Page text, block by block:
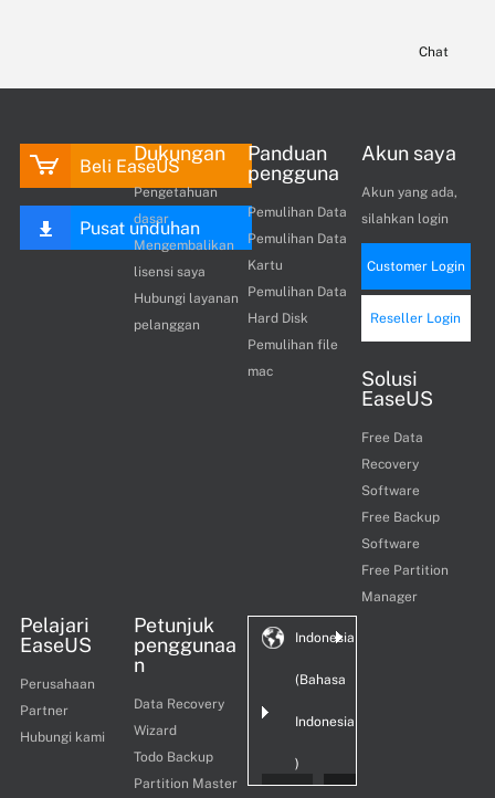
Chat
Beli EaseUS
Pusat unduhan
Dukungan
Pengetahuan
dasar
Mengembalikan
lisensi saya
Hubungi layanan
pelanggan
Panduan
pengguna
Pemulihan Data
Pemulihan Data
Kartu
Pemulihan Data
Hard Disk
Pemulihan file
mac
Akun saya
Akun yang ada,
silahkan login
Customer Login
Reseller Login
Solusi
EaseUS
Free Data
Recovery
Software
Free Backup
Software
Free Partition
Manager
Pelajari
EaseUS
Perusahaan
Partner
Hubungi kami
Petunjuk
penggunaa
n
Data Recovery
Wizard
Todo Backup
Partition Master
Indonesia
(Bahasa
Indonesia
)